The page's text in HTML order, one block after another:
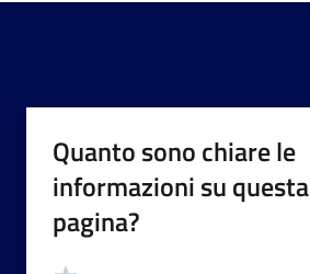
Quanto sono chiare le
informazioni su questa
pagina?
Valutazione